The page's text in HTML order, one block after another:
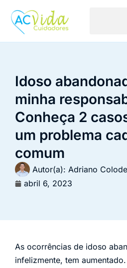
Idoso
minha
Conheça 2
um problema
comum
Autor(a): Adriano
abril 6, 2023
As ocorrências de idoso
infelizmente, tem